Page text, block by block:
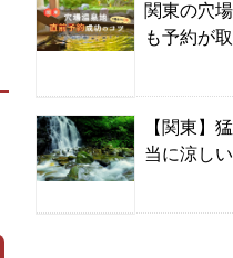
関東の穴
も予約が
【関東】
当に涼し